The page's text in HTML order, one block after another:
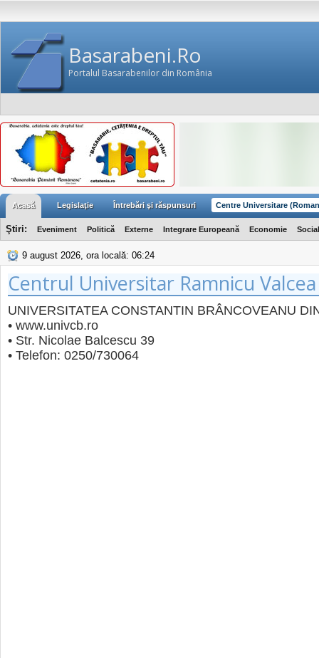
Basarabeni.Ro
Portalul Basarabenilor din România
Acasă Legislaţie Întrebări şi răspunsuri Centre Universitare
Ştiri: Eveniment Politică Externe Integrare Europeană Economie Social
9 august 2026, ora locală: 06:24
Centrul Universitar Ramnicu Valcea
UNIVERSITATEA CONSTANTIN BRÂNCOVEANU
• www.univcb.ro
• Str. Nicolae Balcescu 39
• Telefon: 0250/730064